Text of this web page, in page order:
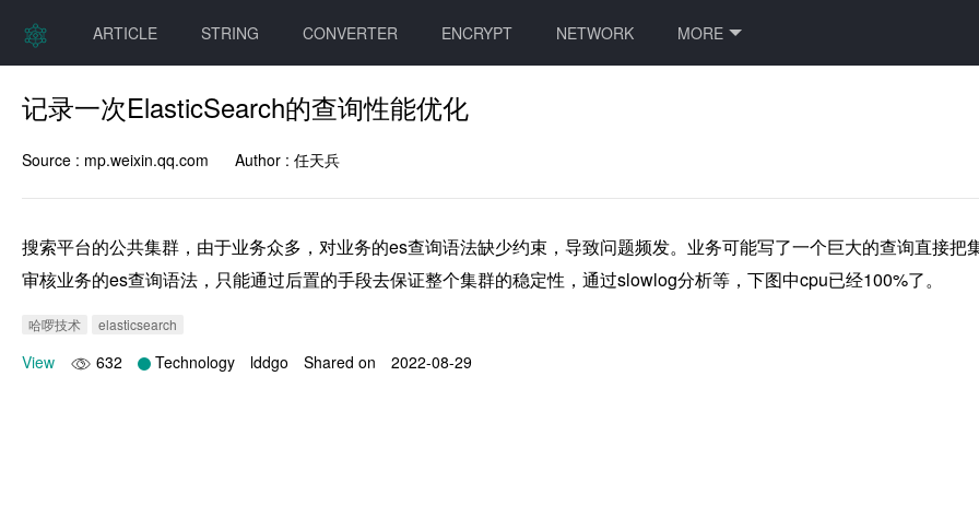
ARTICLE STRING CONVERTER ENCRYPT NETWORK MORE
记录一次ElasticSearch的查询性能优化
Source : mp.weixin.qq.com Author : 任天兵
搜索平台的公共集群，由于业务众多，对业务的es查询语法缺少约束，导致问题频发。业务可能写了一个巨大的查询直接
审核业务的es查询语法，只能通过后置的手段去保证整个集群的稳定性，通过slowlog分析等，下图中cpu已经100%了。
哈啰技术 elasticsearch
View 632 Technology lddgo Shared on 2022-08-29